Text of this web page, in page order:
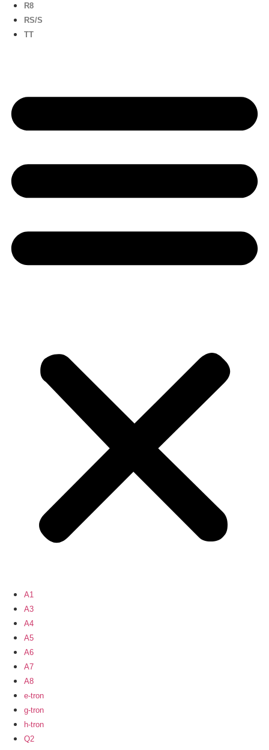
R8
RS/S
TT
A1
A3
A4
A5
A6
A7
A8
e-tron
g-tron
h-tron
Q2